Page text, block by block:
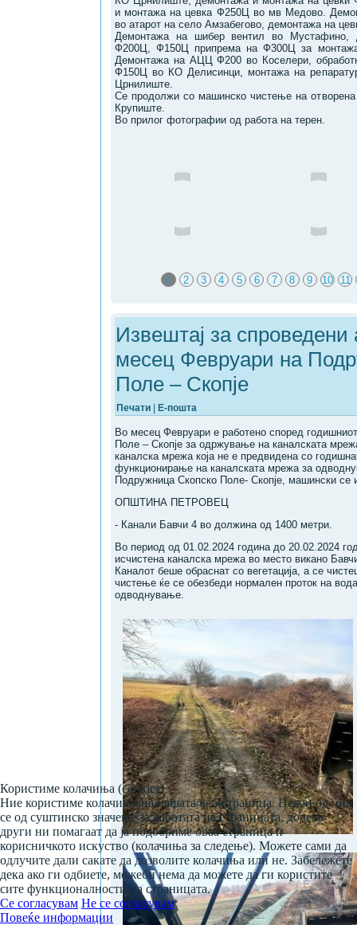
и монтажа на цевка Ф250Ц во мв Медово.
во атарот на село Амзабегово, демонтажа на
Демонтажа на шибер вентил во Мустафино,
Ф200Ц, Ф150Ц припрема на Ф300Ц за
Демонтажа на АЦЦ Ф200 во Коселери,
Ф150Ц во КО Делисинци, монтажа на
Црнилиште.
Се продолжи со машинско чистење на
Крупиште.
Во прилог фотографии од работа на терен.
1 2 3 4 5 6 7 8 9 10 11
Извештај за спроведени
месец Февруари на
Поле – Скопје
Печати Е-пошта
Во месец Февруари е работено според
Поле – Скопје за одржување на каналската
каналска мрежа која не е предвидена со
функционирање на каналската мрежа за
Подружница Скопско Поле- Скопје, машински се
ОПШТИНА ПЕТРОВЕЦ
- Канали Бавчи 4 во должина од 1400 метри.
Во период од 01.02.2024 година до 20.02.2024
исчистена каналска мрежа во место викано
Каналот беше обраснат со вегетација, а се
чистење ќе се обезбеди нормален проток на
одводнување.
Користиме колачиња (cookies)
Ние користиме колачиња на нашата веб-страница. Некои од нив
се од суштинско значење за работата на страницата, додека
други ни помагаат да ја подобриме оваа страница и
корисничкото искуство (колачиња за следење). Можете сами да
одлучите дали сакате да дозволите колачиња или не. Забележете
дека ако ги одбиете, можеби нема да можете да ги користите
сите функционалности на страницата.
Се согласувам Не се согласувам
Повеќе информации